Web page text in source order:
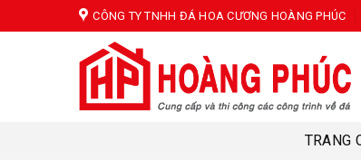
to
CÔNG TY TNHH ĐÁ HOA CƯƠNG HOÀNG PHÚC
TRANG